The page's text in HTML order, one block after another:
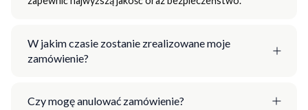
W jakim czasie zostanie zrealizowane moje
zamówienie?
Czy mogę anulować zamówienie?